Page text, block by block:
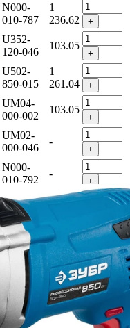
N000-
010-787
1
236.62
+
U352-
120-046
103.05
+
U502-
850-015
1
261.04
+
UM04-
000-002
103.05
+
UM02-
000-046
-
+
N000-
010-792
-
+
U009-
627-RS0
U502-
850-020
1
618.49
U009-
609-RS0
206.1
+
N000-
010-796
450.84
+